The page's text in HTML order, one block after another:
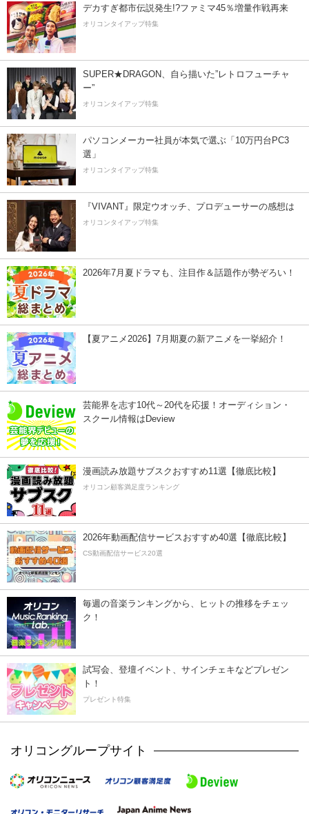
デカすぎ都市伝説発生!?ファミマ45％増量作戦再来
オリコンタイアップ特集
SUPER★DRAGON、自ら描いた”レトロフューチャ
ー”
オリコンタイアップ特集
パソコンメーカー社員が本気で選ぶ「10万円台PC3
選」
オリコンタイアップ特集
『VIVANT』限定ウオッチ、プロデューサーの感想は
オリコンタイアップ特集
2026年7月夏ドラマも、注目作＆話題作が勢ぞろい！
【夏アニメ2026】7月期夏の新アニメを一挙紹介！
芸能界を志す10代～20代を応援！オーディション・
スクール情報はDeview
漫画読み放題サブスクおすすめ11選【徹底比較】
オリコン顧客満足度ランキング
2026年動画配信サービスおすすめ40選【徹底比較】
CS動画配信サービス20選
毎週の音楽ランキングから、ヒットの推移をチェッ
ク！
試写会、登壇イベント、サインチェキなどプレゼン
ト！
プレゼント特集
オリコングループサイト